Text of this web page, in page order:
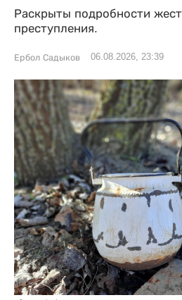
Раскрыты подробности
преступления.
Ербол Садыков 06.08.2026, 23:39